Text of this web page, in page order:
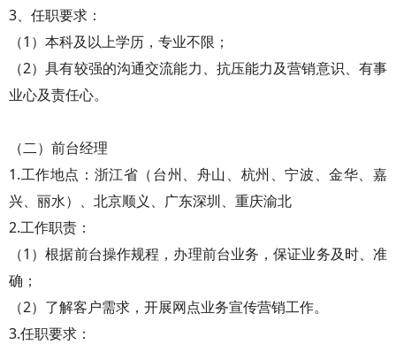
3、任职要求：
（1）本科及以上学历，专业不限；
（2）具有较强的沟通交流能力、抗压能力及营销意识、有事
业心及责任心。
（二）前台经理
1.工作地点：浙江省（台州、舟山、杭州、宁波、金华、嘉
兴、丽水）、北京顺义、广东深圳、重庆渝北
2.工作职责：
（1）根据前台操作规程，办理前台业务，保证业务及时、准
确；
（2）了解客户需求，开展网点业务宣传营销工作。
3.任职要求：